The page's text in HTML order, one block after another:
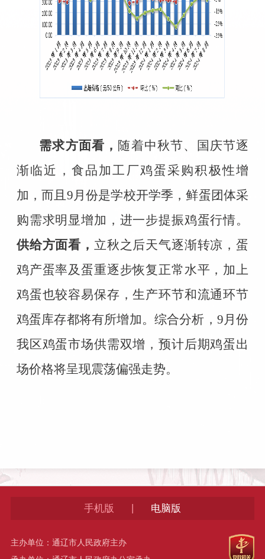
需求方面看， 随着中秋节、国庆节逐
渐临近，食品加工厂鸡蛋采购积极性增
加，而且 9 月份是学校开学季，鲜蛋团体采
购需求明显增加，进一步提振鸡蛋行情。
供给方面看， 立秋之后天气逐渐转凉，蛋
鸡产蛋率及蛋重逐步恢复正常水平，加上
鸡蛋也较容易保存，生产环节和流通环节
鸡蛋库存都将有所增加。综合分析， 9 月份
我区鸡蛋市场供需双增，预计后期鸡蛋出
场价格将呈现震荡偏强走势。
手机版 电脑版
主办单位：通辽市人民政府主办